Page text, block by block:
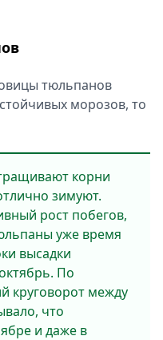
тюльпанов
морозов, то
корни
зимуют.
рост побегов,
уже время
высадки
По
круговорот между
что
и даже в